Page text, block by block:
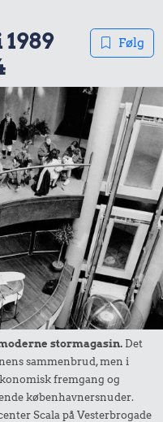
Følg
stormagasin. Det
sammenbrud, men i
fremgang og
københavnersnuder.
Scala på Vesterbrogade